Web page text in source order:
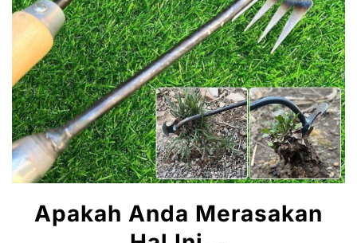
Apakah Anda Merasakan